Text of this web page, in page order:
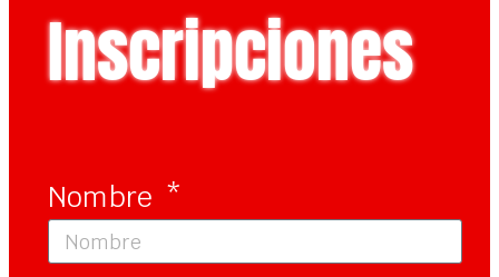
Inscripciones
Nombre